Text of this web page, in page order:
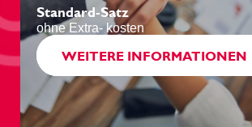
Standard-Satz
ohne Extra- kosten
WEITERE INFORMATIONEN